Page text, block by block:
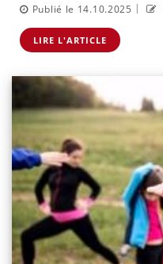
Publié le 14.10.2025 |
LIRE L'ARTICLE